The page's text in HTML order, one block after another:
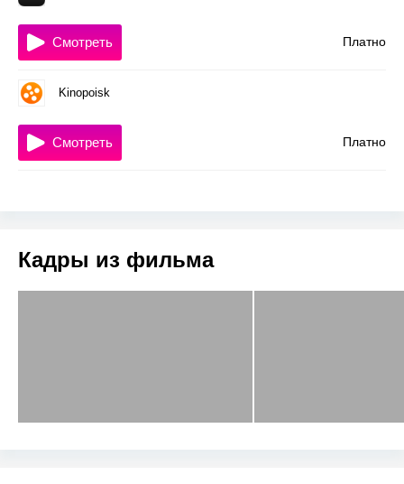
Платно
Смотреть
Kinopoisk
Платно
Смотреть
Кадры из фильма